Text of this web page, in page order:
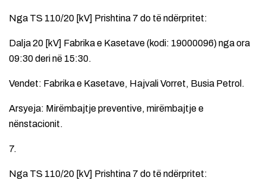
Nga TS 110/20 [kV] Prishtina 7 do të ndërpritet:
Dalja 20 [kV] Fabrika e Kasetave (kodi: 19000096) nga ora
09:30 deri në 15:30.
Vendet: Fabrika e Kasetave, Hajvali Vorret, Busia Petrol.
Arsyeja: Mirëmbajtje preventive, mirëmbajtje e
nënstacionit.
7.
Nga TS 110/20 [kV] Prishtina 7 do të ndërpritet: